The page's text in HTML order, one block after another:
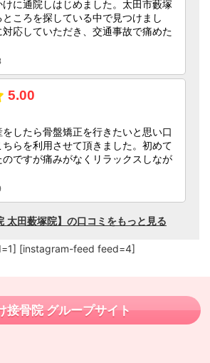
[instagram-feed feed=4]
接骨院 グループサイト